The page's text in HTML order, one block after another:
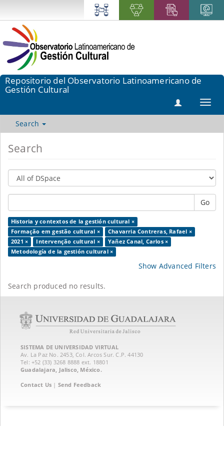
Repositorio del Observatorio Latinoamericano de
Gestión Cultural
Search
Search
Go
Historia y contextos de la gestión cultural ×
Formação em gestão cultural ×
Chavarria Contreras, Rafael ×
2021 ×
Intervenção cultural ×
Yañez Canal, Carlos ×
Metodología de la gestión cultural ×
Show Advanced Filters
Search produced no results.
SISTEMA DE UNIVERSIDAD VIRTUAL
Av. La Paz No. 2453, Col. Arcos Sur. C.P. 44130
Tel: +52 (33) 3268 8888‏ ext. 18801
Guadalajara, Jalisco, México.
Contact Us | Send Feedback